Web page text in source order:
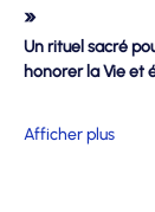
»
Un rituel sacré
honorer la Vie et
Afficher plus